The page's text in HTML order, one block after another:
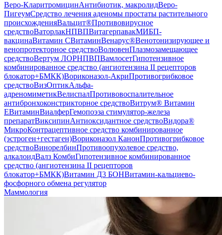
Веро-КларитромицинАнтибиотик, макролидВеро-
ПигеумСредство лечения аденомы простаты растительного
происхожденияВальцит®Противовирусное
средствоВаторлакНПВПВитагерпавакМИБП-
вакцинаВитамин СВитаминВенарус®Венотонизирующее и
венопротекторное средствоВолювенПлазмозамещающее
средствоВертум ЛОРНПВПВамлосетГипотензивное
комбинированное средство (ангиотензина II рецепторов
блокатор+БМКК)Вориконазол-АкриПротивогрибковое
средствоВизОптикАльфа-
адреномиметикВелиспалПротивовоспалительное
антибронхоконстрикторное средствоВитрум® Витамин
EВитаминВиалферГемопоэза стимулятор-железа
препаратВиксипинАнтиоксидантное средствоВидора®
МикроКонтрацептивное средство комбинированное
(эстроген+гестаген)Вориконазол КанонПротивогрибковое
средствоВинорелбинПротивоопухолевое средство,
алкалоидВалз КомбиГипотензивное комбинированное
средство (ангиотензина II рецепторов
блокатор+БМКК)Витамин Д3 БОНВитамин-кальциево-
фосфорного обмена регулятор
Маммология